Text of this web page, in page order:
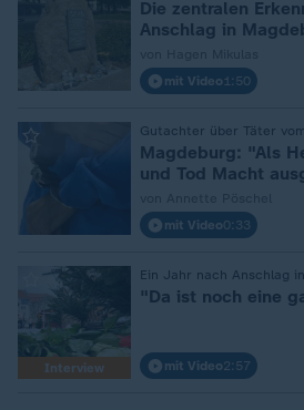
Die zentralen
Anschlag in
mit Video 1:50
Gutachter über Täter
Magdeburg: "Als
und Tod Macht
mit Video0:33
Interview
Ein Jahr nach Anschlag
"Da ist noch eine
mit Video2:57